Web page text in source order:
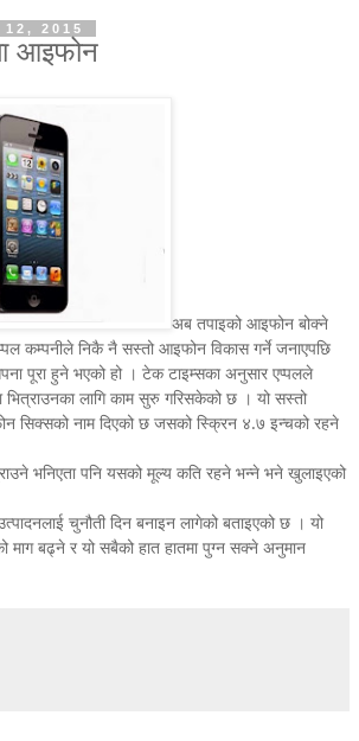
2015
आइफोन
अब तपाइको आइफोन बोक्ने
कम्पनीले निकै नै सस्तो आइफोन विकास गर्ने जनाएपछि
पूरा हुने भएको हो । टेक टाइम्सका अनुसार एप्पलले
लागि काम सुरु गरिसकेको छ । यो सस्तो
सिक्सको नाम दिएको छ जसको स्क्रिन ४.७ इन्चको रहने
भनिएता पनि यसको मूल्य कति रहने भन्ने भने खुलाइएको
चुनौती दिन बनाइन लागेको बताइएको छ । यो
माग बढ्ने र यो सबैको हात हातमा पुग्न सक्ने अनुमान